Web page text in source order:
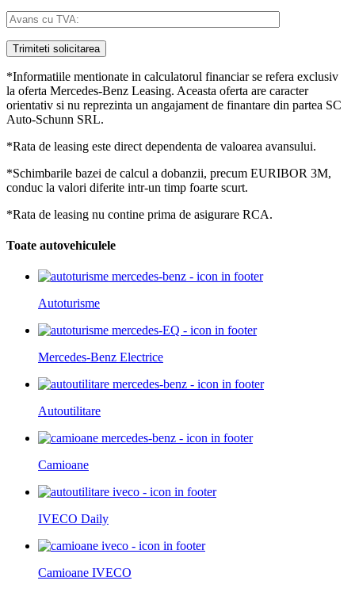
*Informatiile mentionate in calculatorul financiar se refera exclusiv
la oferta Mercedes-Benz Leasing. Aceasta oferta are caracter
orientativ si nu reprezinta un angajament de finantare din partea SC
Auto-Schunn SRL.
​*Rata de leasing este direct dependenta de valoarea avansului.
*Schimbarile bazei de calcul a dobanzii, precum EURIBOR 3M,
conduc la valori diferite intr-un timp foarte scurt.
*Rata de leasing nu contine prima de asigurare RCA.
Toate autovehiculele
Autoturisme
Mercedes-Benz Electrice
Autoutilitare
Camioane
IVECO Daily
Camioane IVECO